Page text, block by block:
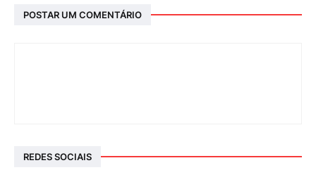
POSTAR UM COMENTÁRIO
REDES SOCIAIS